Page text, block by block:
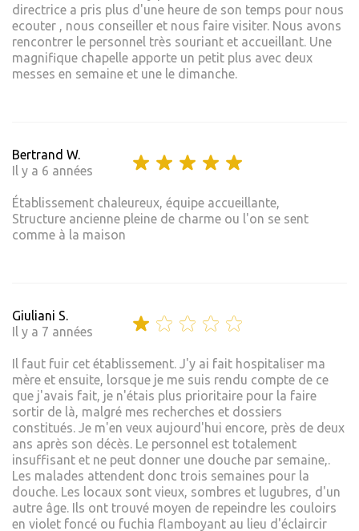
directrice a pris plus d'une heure de son temps pour nous
ecouter , nous conseiller et nous faire visiter. Nous avons
rencontrer le personnel très souriant et accueillant. Une
magnifique chapelle apporte un petit plus avec deux
messes en semaine et une le dimanche.
Bertrand W.
Il y a 6 années
Établissement chaleureux, équipe accueillante,
Structure ancienne pleine de charme ou l'on se sent
comme à la maison
Giuliani S.
Il y a 7 années
Il faut fuir cet établissement. J'y ai fait hospitaliser ma
mère et ensuite, lorsque je me suis rendu compte de ce
que j'avais fait, je n'étais plus prioritaire pour la faire
sortir de là, malgré mes recherches et dossiers
constitués. Je m'en veux aujourd'hui encore, près de deux
ans après son décès. Le personnel est totalement
insuffisant et ne peut donner une douche par semaine,.
Les malades attendent donc trois semaines pour la
douche. Les locaux sont vieux, sombres et lugubres, d'un
autre âge. Ils ont trouvé moyen de repeindre les couloirs
en violet foncé ou fuchia flamboyant au lieu d'éclaircir